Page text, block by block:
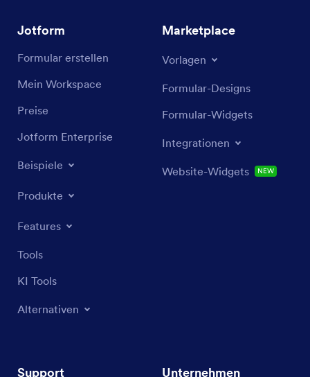
Jotform
Formular erstellen
Mein Workspace
Preise
Jotform Enterprise
Beispiele
Produkte
Features
Tools
KI Tools
Alternativen
Marketplace
Vorlagen
Formular-Designs
Formular-Widgets
Integrationen
Website-Widgets NEW
Support Unternehmen